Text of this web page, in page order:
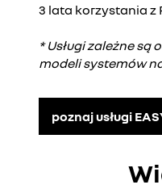
3 lata korzystania z
* Usługi zależne
modeli systemów
poznaj usługi